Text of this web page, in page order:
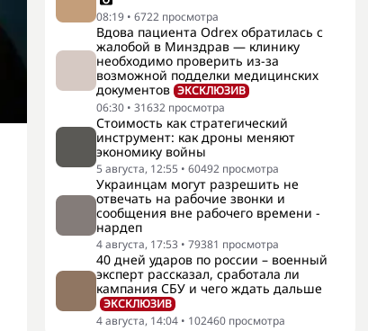
08:19 • 6722 просмотра
Вдова пациента Odrex обратилась с
жалобой в Минздрав — клинику
необходимо проверить из-за
возможной подделки медицинских
документов ЭКСКЛЮЗИВ
06:30 • 31632 просмотра
Стоимость как стратегический
инструмент: как дроны меняют
экономику войны
5 августа, 12:55 • 60492 просмотра
Украинцам могут разрешить не
отвечать на рабочие звонки и
сообщения вне рабочего времени -
нардеп
4 августа, 17:53 • 79381 просмотра
40 дней ударов по россии – военный
эксперт рассказал, сработала ли
кампания СБУ и чего ждать дальше
ЭКСКЛЮЗИВ
4 августа, 14:04 • 102460 просмотра